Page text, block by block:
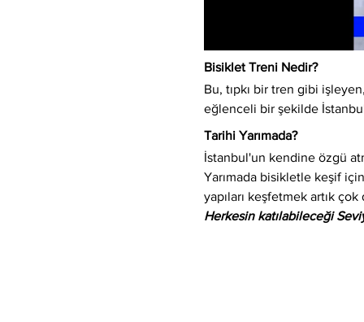
Bisiklet Treni Nedir?
Bu, tıpkı bir tren gibi işleyen,
eğlenceli bir şekilde
Tarihi Yarımada?
İstanbul'un kendine özgü
Yarımada bisikletle keşif
yapıları keşfetmek artık
Herkesin katılabileceği